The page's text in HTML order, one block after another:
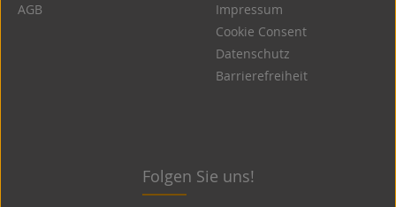
AGB
Impressum
Cookie Consent
Datenschutz
Barrierefreiheit
Folgen Sie uns!